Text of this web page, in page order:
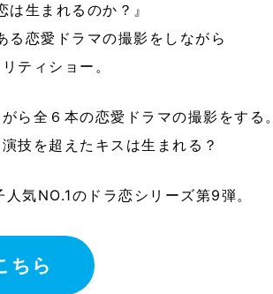
は生まれるのか？』
る恋愛ドラマの撮影をしながら
ティショー。
ら全６本の恋愛ドラマの撮影をする。
技を超えたキスは生まれる？
気NO.1のドラ恋シリーズ第9弾。
ちら